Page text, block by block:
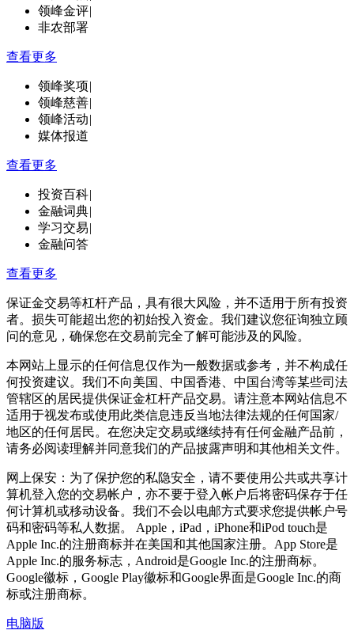
领峰金评|
非农部署
查看更多
领峰奖项|
领峰慈善|
领峰活动|
媒体报道
查看更多
投资百科|
金融词典|
学习交易|
金融问答
查看更多
保证金交易等杠杆产品，具有很大风险，并不适用于所有投资
者。损失可能超出您的初始投入资金。我们建议您征询独立顾
问的意见，确保您在交易前完全了解可能涉及的风险。
本网站上显示的任何信息仅作为一般数据或参考，并不构成任
何投资建议。我们不向美国、中国香港、中国台湾等某些司法
管辖区的居民提供保证金杠杆产品交易。请注意本网站信息不
适用于视发布或使用此类信息违反当地法律法规的任何国家/
地区的任何居民。在您决定交易或继续持有任何金融产品前，
请务必阅读理解并同意我们的产品披露声明和其他相关文件。
网上保安：为了保护您的私隐安全，请不要使用公共或共享计
算机登入您的交易帐户，亦不要于登入帐户后将密码保存于任
何计算机或移动设备。我们不会以电邮方式要求您提供帐户号
码和密码等私人数据。 Apple，iPad，iPhone和iPod touch是
Apple Inc.的注册商标并在美国和其他国家注册。App Store是
Apple Inc.的服务标志，Android是Google Inc.的注册商标。
Google徽标，Google Play徽标和Google界面是Google Inc.的商
标或注册商标。
电脑版